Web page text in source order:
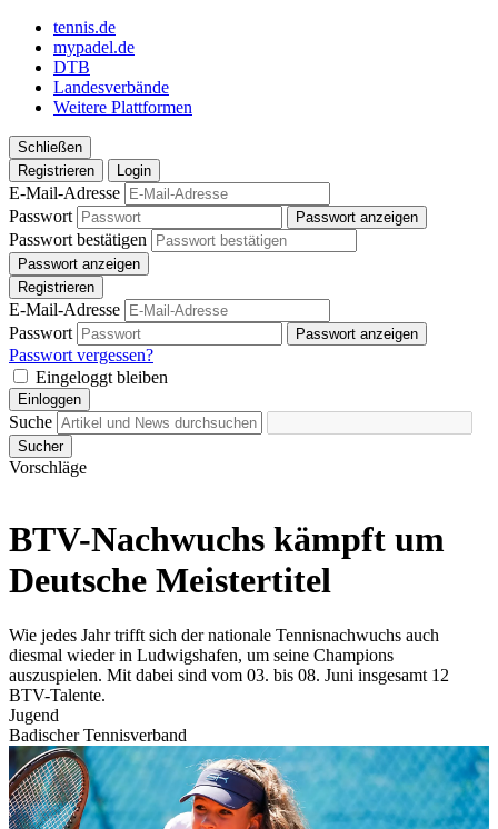
tennis.de
mypadel.de
DTB
Landesverbände
Weitere Plattformen
Schließen
Registrieren
Login
E-Mail-Adresse
Passwort
Passwort anzeigen
Passwort bestätigen
Passwort anzeigen
Registrieren
E-Mail-Adresse
Passwort
Passwort anzeigen
Passwort vergessen?
Eingeloggt bleiben
Einloggen
Suche
Sucher
Vorschläge
BTV-Nachwuchs kämpft um
Deutsche Meistertitel
Wie jedes Jahr trifft sich der nationale Tennisnachwuchs auch
diesmal wieder in Ludwigshafen, um seine Champions
auszuspielen. Mit dabei sind vom 03. bis 08. Juni insgesamt 12
BTV-Talente.
Jugend
Badischer Tennisverband